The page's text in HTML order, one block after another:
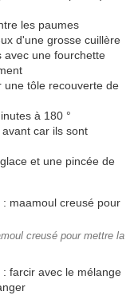
les paumes
d'une grosse cuillère
avec une fourchette
une tôle recouverte de
à 180 °
car ils sont
et une pincée de
creusé pour mettre la